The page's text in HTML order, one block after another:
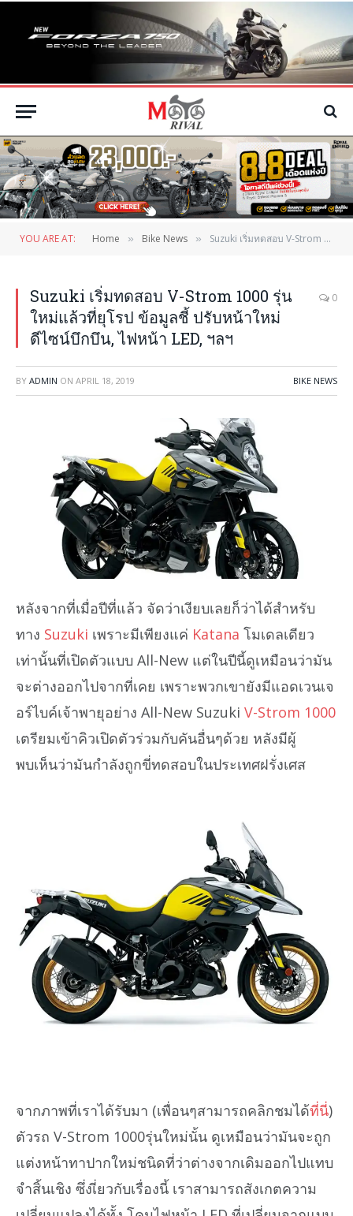
YOU ARE AT: Home » Bike News » Suzuki เริ่มทดสอบ V-Strom 1000 รุ่นใหม่แล้วที่ยุโรป ข้อมูลชี้ ปรับหน้าใหม่ดีไซน์บึกบึน, ไฟหน้า LED, ฯลฯ
Suzuki เริ่มทดสอบ V-Strom 1000 รุ่น
ใหม่แล้วที่ยุโรป ข้อมูลชี้ ปรับหน้าใหม่
ดีไซน์บึกบึน, ไฟหน้า LED, ฯลฯ
0
BY ADMIN ON APRIL 18, 2019 BIKE NEWS
หลังจากที่เมื่อปีที่แล้ว จัดว่าเงียบเลยก็ว่าได้สำหรับ
ทาง Suzuki เพราะมีเพียงแค่ Katana โมเดลเดียว
เท่านั้นที่เปิดตัวแบบ All-New แต่ในปีนี้ดูเหมือนว่ามัน
จะต่างออกไปจากที่เคย เพราะพวกเขายังมีแอดเวนเจ
อร์ไบค์เจ้าพายุอย่าง All-New Suzuki V-Strom 1000
เตรียมเข้าคิวเปิดตัวร่วมกับคันอื่นๆด้วย หลังมีผู้
พบเห็นว่ามันกำลังถูกขี่ทดสอบในประเทศฝรั่งเศส
จากภาพที่เราได้รับมา (เพื่อนๆสามารถคลิกชมได้ที่นี่)
ตัวรถ V-Strom 1000รุ่นใหม่นั้น ดูเหมือนว่ามันจะถูก
แต่งหน้าทาปากใหม่ชนิดที่ว่าต่างจากเดิมออกไปแทบ
จำสิ้นเชิง ซึ่งเี่ยวกับเรื่องนี้ เราสามารถสังเกตความ